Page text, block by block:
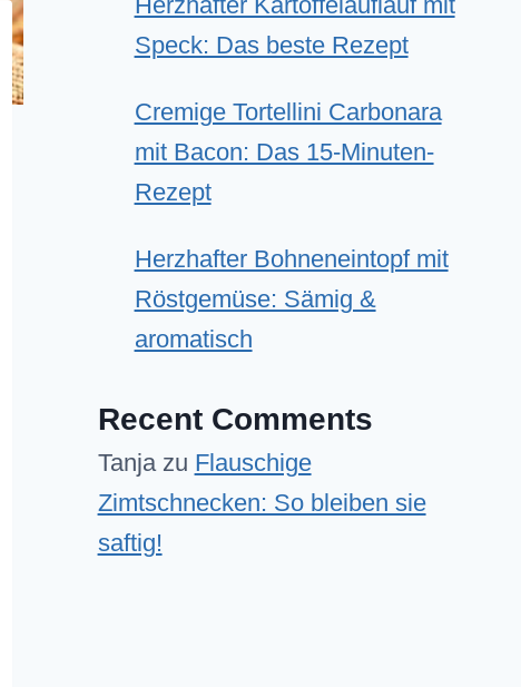
Speck: Das beste Rezept
Cremige Tortellini Carbonara
mit Bacon: Das 15-Minuten-
Rezept
Herzhafter Bohneneintopf mit
Röstgemüse: Sämig &
aromatisch
Recent Comments
Tanjazu Flauschige
Zimtschnecken: So bleiben sie
saftig!